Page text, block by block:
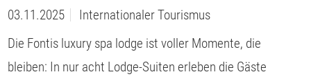
03.11.2025
Internationaler Tourismus
Die Fontis luxury spa lodge ist voller Momente, die
bleiben: In nur acht Lodge-Suiten erleben die Gäste